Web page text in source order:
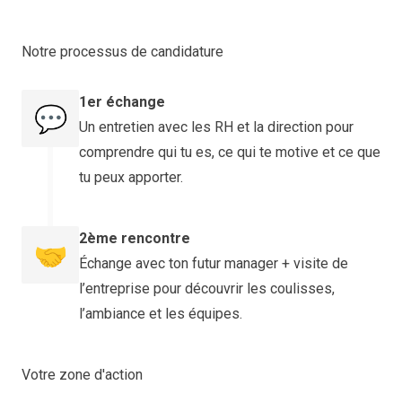
Notre processus de candidature
💬
1er échange
Un entretien avec les RH et la direction pour
comprendre qui tu es, ce qui te motive et ce que
tu peux apporter.
🤝
2ème rencontre
Échange avec ton futur manager + visite de
l’entreprise pour découvrir les coulisses,
l’ambiance et les équipes.
Votre zone d'action